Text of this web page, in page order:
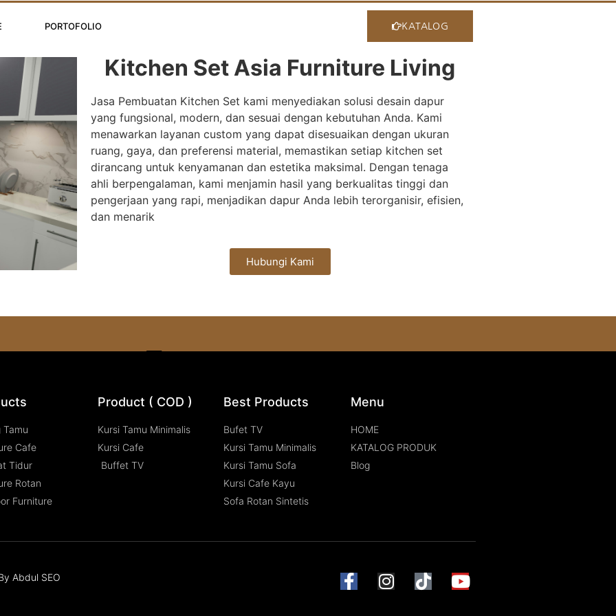
PORTOFOLIO KATALOG
Kitchen Set Asia Furniture Living
Jasa Pembuatan Kitchen Set kami menyediakan solusi desain dapur
yang fungsional, modern, dan sesuai dengan kebutuhan Anda. Kami
menawarkan layanan custom yang dapat disesuaikan dengan ukuran
ruang, gaya, dan preferensi material, memastikan setiap kitchen set
dirancang untuk kenyamanan dan estetika maksimal. Dengan tenaga
ahli berpengalaman, kami menjamin hasil yang berkualitas tinggi dan
pengerjaan yang rapi, menjadikan dapur Anda lebih terorganisir, efisien,
dan menarik
Hubungi Kami
Tamu
Cafe
Tidur
Rotan
Furniture
Product ( COD )
Kursi Tamu Minimalis
Kursi Cafe
Buffet TV
Best Products
Bufet TV
Kursi Tamu Minimalis
Kursi Tamu Sofa
Kursi Cafe Kayu
Sofa Rotan Sintetis
Menu
HOME
KATALOG PRODUK
Blog
Abdul SEO